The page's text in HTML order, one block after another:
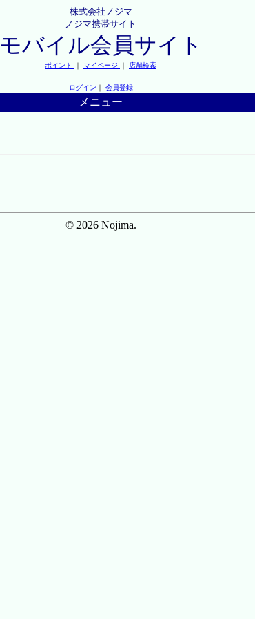
株式会社ノジマ
ノジマ携帯サイト
モバイル会員サイト
ポイント ｜ マイページ ｜ 店舗検索
ログイン ｜ 会員登録
メニュー
© 2026 Nojima.